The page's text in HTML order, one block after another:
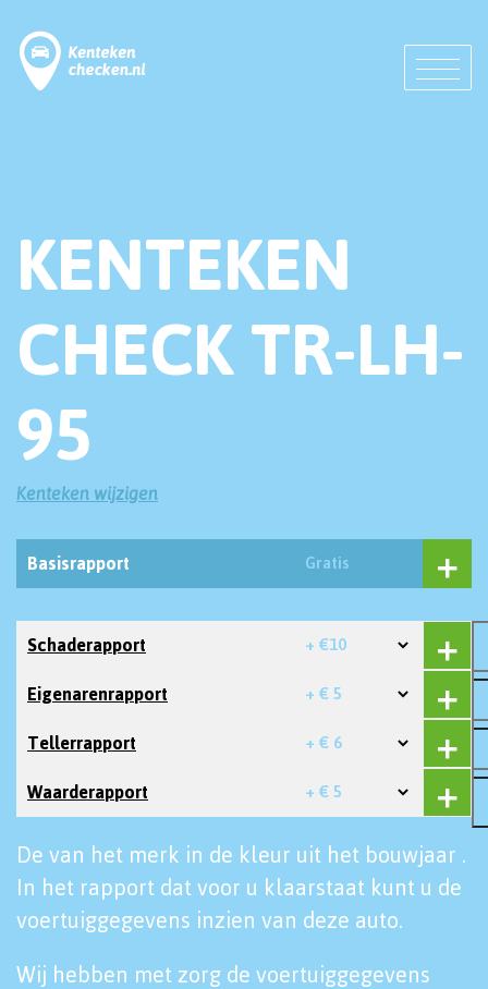
KENTEKEN
CHECK TR-LH-
95
Kenteken wijzigen
Basisrapport Gratis
Schaderapport + €10
Eigenarenrapport + € 5
Tellerrapport + € 6
Waarderapport + € 5
De van het merk in de kleur uit het bouwjaar .
In het rapport dat voor u klaarstaat kunt u de
voertuiggegevens inzien van deze auto.
Wij hebben met zorg de voertuiggegevens